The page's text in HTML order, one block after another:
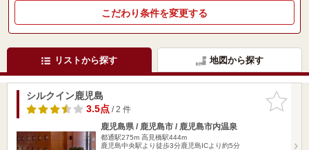
こだわり条件を変更する
リストから探す 地図から探す
お気に入
りに追加
シルクイン鹿児島
3.5点/ 2 件
鹿児島県 / 鹿児島市 / 鹿児島市内温泉
都通駅275m 高見橋駅444m
鹿児島中央駅より徒歩3分鹿児島ICより約5分